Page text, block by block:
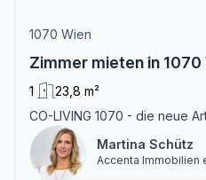
1070 Wien
Zimmer mieten in 1070
1
23,8 m²
CO-LIVING 1070 - die neue
Martina Schütz
Accenta Immobilien